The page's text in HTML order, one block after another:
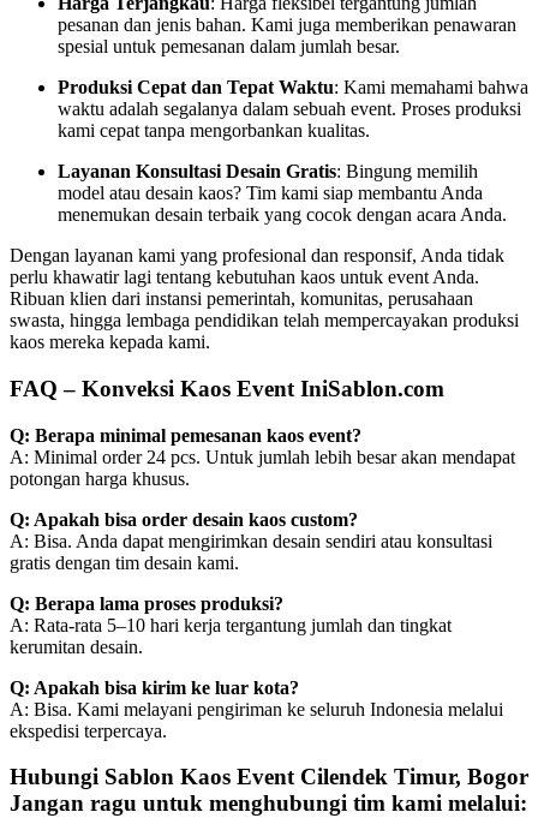
pesanan dan jenis bahan. Kami juga memberikan penawaran
spesial untuk pemesanan dalam jumlah besar.
Produksi Cepat dan Tepat Waktu: Kami memahami bahwa
waktu adalah segalanya dalam sebuah event. Proses produksi
kami cepat tanpa mengorbankan kualitas.
Layanan Konsultasi Desain Gratis: Bingung memilih
model atau desain kaos? Tim kami siap membantu Anda
menemukan desain terbaik yang cocok dengan acara Anda.
Dengan layanan kami yang profesional dan responsif, Anda tidak
perlu khawatir lagi tentang kebutuhan kaos untuk event Anda.
Ribuan klien dari instansi pemerintah, komunitas, perusahaan
swasta, hingga lembaga pendidikan telah mempercayakan produksi
kaos mereka kepada kami.
FAQ – Konveksi Kaos Event IniSablon.com
Q: Berapa minimal pemesanan kaos event?
A: Minimal order 24 pcs. Untuk jumlah lebih besar akan mendapat
potongan harga khusus.
Q: Apakah bisa order desain kaos custom?
A: Bisa. Anda dapat mengirimkan desain sendiri atau konsultasi
gratis dengan tim desain kami.
Q: Berapa lama proses produksi?
A: Rata-rata 5–10 hari kerja tergantung jumlah dan tingkat
kerumitan desain.
Q: Apakah bisa kirim ke luar kota?
A: Bisa. Kami melayani pengiriman ke seluruh Indonesia melalui
ekspedisi terpercaya.
Hubungi Sablon Kaos Event Cilendek Timur, Bogor
Jangan ragu untuk menghubungi tim kami melalui: